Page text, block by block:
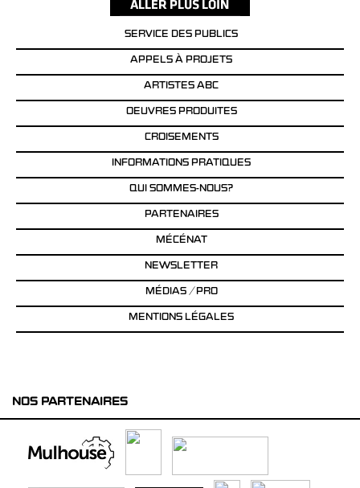
SERVICE DES PUBLICS
APPELS À PROJETS
ARTISTES ABC
OEUVRES PRODUITES
CROISEMENTS
INFORMATIONS PRATIQUES
QUI SOMMES-NOUS?
PARTENAIRES
MÉCÉNAT
NEWSLETTER
MÉDIAS / PRO
MENTIONS LÉGALES
NOS PARTENAIRES